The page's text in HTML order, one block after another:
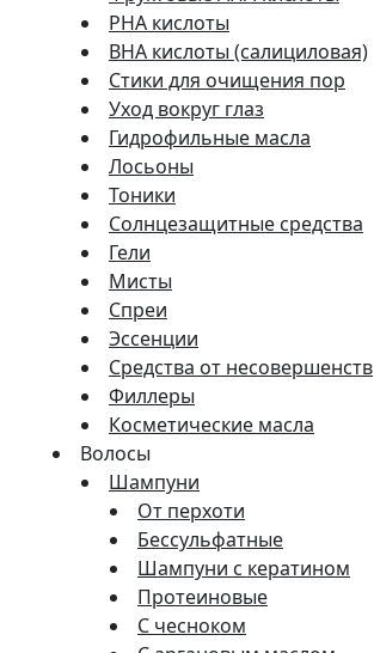
PHA кислоты
BHA кислоты (салициловая)
Стики для очищения пор
Уход вокруг глаз
Гидрофильные масла
Лосьоны
Тоники
Солнцезащитные средства
Гели
Мисты
Спреи
Эссенции
Средства от несовершенств
Филлеры
Косметические масла
Волосы
Шампуни
От перхоти
Бессульфатные
Шампуни с кератином
Протеиновые
С чесноком